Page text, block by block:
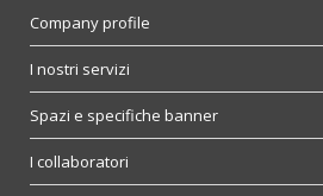
Company profile
I nostri servizi
Spazi e specifiche banner
I collaboratori